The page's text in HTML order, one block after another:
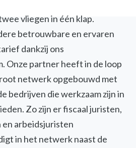
vliegen in één klap.
betrouwbare en ervaren
dankzij ons
Onze partner heeft in de loop
netwerk opgebouwd met
bedrijven die werkzaam zijn in
Zo zijn er fiscaal juristen,
arbeidsjuristen
in het netwerk naast de